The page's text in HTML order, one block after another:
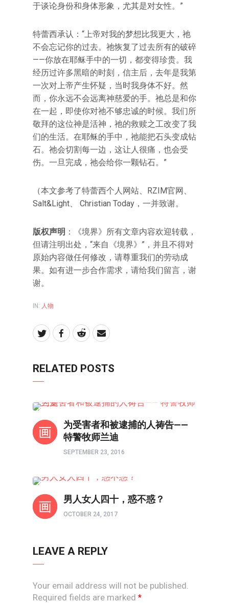
于谈论身份和身体形象，尤其是对女性。”
特蕾西承认：“上帝对我的梦想比我更大，祂
不会忘记你的过去。祂恢复了过去所有的破碎
——你放在耶稣手中的一切，都变得珍贵。我
经历过许多黑暗的时刻，信主后，去年是我第
一次对上帝产生怀疑，当时我身体不好。然
而，你永远不会远离神慈爱的手。祂总是和你
在一起，即使你对祂不够忠诚的时候。我们所
敬拜的这位神是活神，祂的救赎之工改变了我
们的生活。在耶稣的手中，祂能把石头变成钻
石。祂会切割每一边，这让人很痛，也会受
伤。一旦完成，祂会给你一颗钻石。”
（本文参考了特蕾西个人网站、RZIM官网、
Salt&Light、 Christian Today，一并致谢。
版权声明 ：《境界》所有文章内容欢迎转载，
但请注明出处，“来自《境界》”，并且不得对
原始内容做任何修改，请尊重我们的劳动成
果。如有进一步合作需求，请给我们留言，谢
谢。
IN: 人物
RELATED POSTS
为受害者和被逮捕的人祷告——
特警牧师兰迪
SEPTEMBER 23, 2016
男人女人四十，惑不惑？
OCTOBER 24, 2017
LEAVE A REPLY
Your email address will not be published.
Required fields are marked *